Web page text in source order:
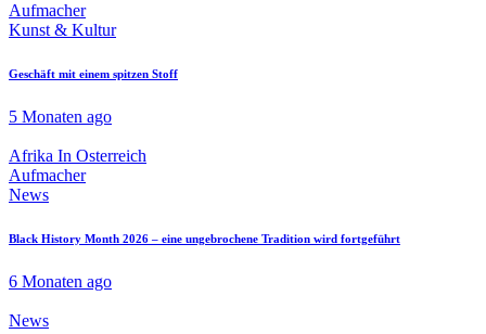
Aufmacher
Kunst & Kultur
Geschäft mit einem spitzen Stoff
5 Monaten ago
Afrika In Osterreich
Aufmacher
News
Black History Month 2026 – eine ungebrochene Tradition wird fortgeführt
6 Monaten ago
News